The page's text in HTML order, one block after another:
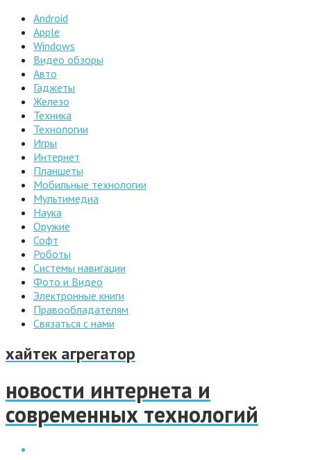
Android
Apple
Windows
Видео обзоры
Авто
Гаджеты
Железо
Техника
Технологии
Игры
Интернет
Планшеты
Мобильные технологии
Мультимедиа
Наука
Оружие
Софт
Роботы
Системы навигации
Фото и Видео
Электронные книги
Правообладателям
Связаться с нами
хайтек агрегатор
новости интернета и
современных технологий